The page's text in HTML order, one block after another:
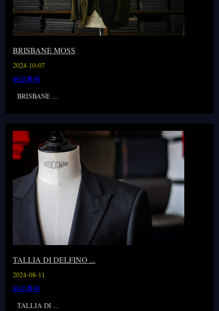
BRISBANE MOSS
2024-10-07
納品事例
BRISBANE ...
TALLIA DI DELFINO ...
2024-08-11
納品事例
TALLIA DI ...